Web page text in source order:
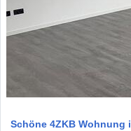
Schöne 4ZKB Wohnung